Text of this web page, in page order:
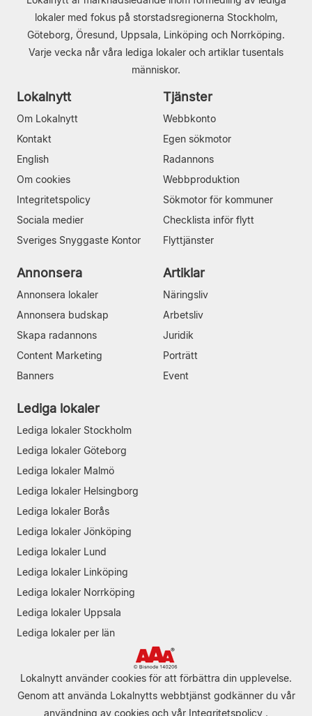
lokaler med fokus på storstadsregionerna Stockholm,
Göteborg, Öresund, Uppsala, Linköping och Norrköping.
Varje vecka når våra lediga lokaler och artiklar tusentals
människor.
Lokalnytt
Om Lokalnytt
Kontakt
English
Om cookies
Integritetspolicy
Sociala medier
Sveriges Snyggaste Kontor
Tjänster
Webbkonto
Egen sökmotor
Radannons
Webbproduktion
Sökmotor för kommuner
Checklista inför flytt
Flyttjänster
Annonsera
Annonsera lokaler
Annonsera budskap
Skapa radannons
Content Marketing
Banners
Artiklar
Näringsliv
Arbetsliv
Juridik
Porträtt
Event
Lediga lokaler
Lediga lokaler Stockholm
Lediga lokaler Göteborg
Lediga lokaler Malmö
Lediga lokaler Helsingborg
Lediga lokaler Borås
Lediga lokaler Jönköping
Lediga lokaler Lund
Lediga lokaler Linköping
Lediga lokaler Norrköping
Lediga lokaler Uppsala
Lediga lokaler per län
Lokalnytt använder cookies för att förbättra din upplevelse.
Genom att använda Lokalnytts webbtjänst godkänner du vår
användning av cookies och vår Integritetspolicy .